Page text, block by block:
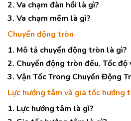
2. Va chạm đàn hồi là gì?
3. Va chạm mềm là gì?
Chuyển động tròn
1. Mô tả chuyển động tròn là gì?
2. Chuyển động tròn đều. Tốc độ
3. Vận Tốc Trong Chuyển Động
Lực hướng tâm và gia tốc hướng
1. Lực hướng tâm là gì?